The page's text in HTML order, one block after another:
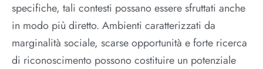
specifiche, tali contesti possano essere sfruttati anche
in modo più diretto. Ambienti caratterizzati da
marginalità sociale, scarse opportunità e forte ricerca
di riconoscimento possono costituire un potenziale